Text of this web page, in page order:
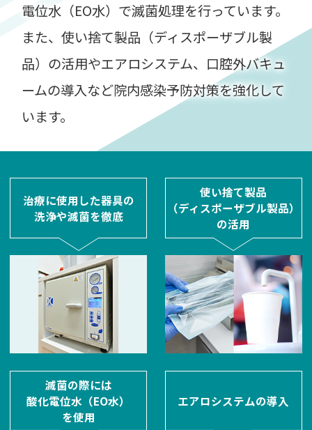
電位水（EO水）で滅菌処理を行っています。
また、使い捨て製品（ディスポーザブル製
品）の活用やエアロシステム、口腔外バキュ
ームの導入など院内感染予防対策を強化して
います。
治療に使用した器具の
洗浄や滅菌を徹底
使い捨て製品
（ディスポーザブル製品）
の活用
滅菌の際には
酸化電位水（EO水）
を使用
エアロシステムの導入